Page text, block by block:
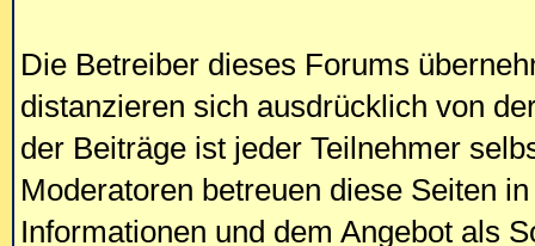
Die Betreiber dieses Forums
distanzieren sich ausdrücklich von
der Beiträge ist jeder Teilnehmer
Moderatoren betreuen diese Seiten
Informationen und dem Angebot als